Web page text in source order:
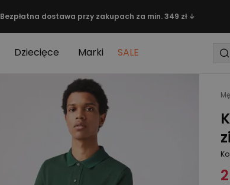
Bezpłatna dostawa przy zakupach za min. 349 zł ↓
Dziecięce Marki SALE